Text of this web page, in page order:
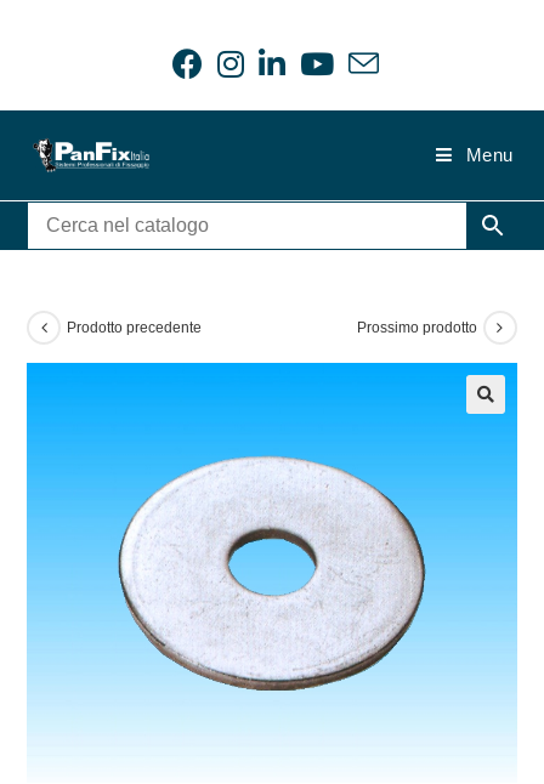
Menu
Prodotto precedente Prossimo prodotto